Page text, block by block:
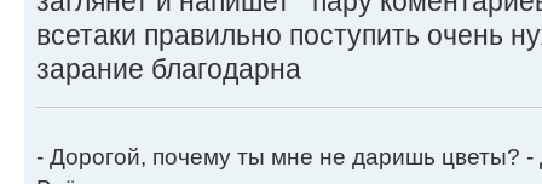
всетаки правильно поступить очень
зарание благодарна
- Дорогой, почему ты мне не даришь цветы?